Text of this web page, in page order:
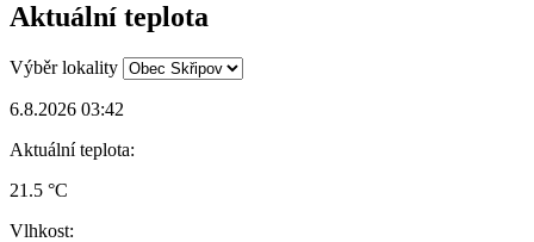
Aktuální teplota
Výběr lokality
6.8.2026 03:42
Aktuální teplota:
21.5 °C
Vlhkost: